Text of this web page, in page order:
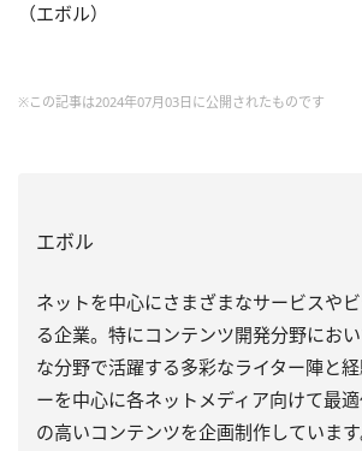
（エボル）
※この記事は2024年07月03日に公開されたものです
エボル
ネットを中心にさまざまなサービスや
る企業。特にコンテンツ開発分野にお
な分野で活躍する多彩なライター陣と
ーを中心に各ネットメディア向けて最
の高いコンテンツを企画制作していま